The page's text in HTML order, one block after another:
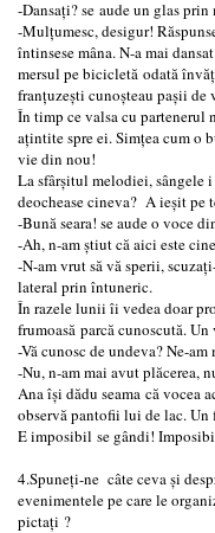
-Dansați? se aude un glas
-Mulțumesc, desigur!
întinsese mâna. N-a mai
mersul pe bicicletă odată
franțuzești cunoșteau pașii
În timp ce valsa cu partenerul
ațintite spre ei. Simțea cum o
vie din nou!
La sfârșitul melodiei, sângele
deochease cineva? A ieșit pe
-Bună seara! se aude o voce
-Ah, n-am știut că aici este
-N-am vrut să vă sperii,
lateral prin întuneric.
În razele lunii îi vedea doar
frumoasă parcă cunoscută.
-Vă cunosc de undeva? Ne-
-Nu, n-am mai avut plăcerea,
Ana își dădu seama că vocea
observă pantofii lui de lac. Un
E imposibil se gândi!
4.Spuneţi-ne câte ceva și
evenimentele pe care le
pictați ?